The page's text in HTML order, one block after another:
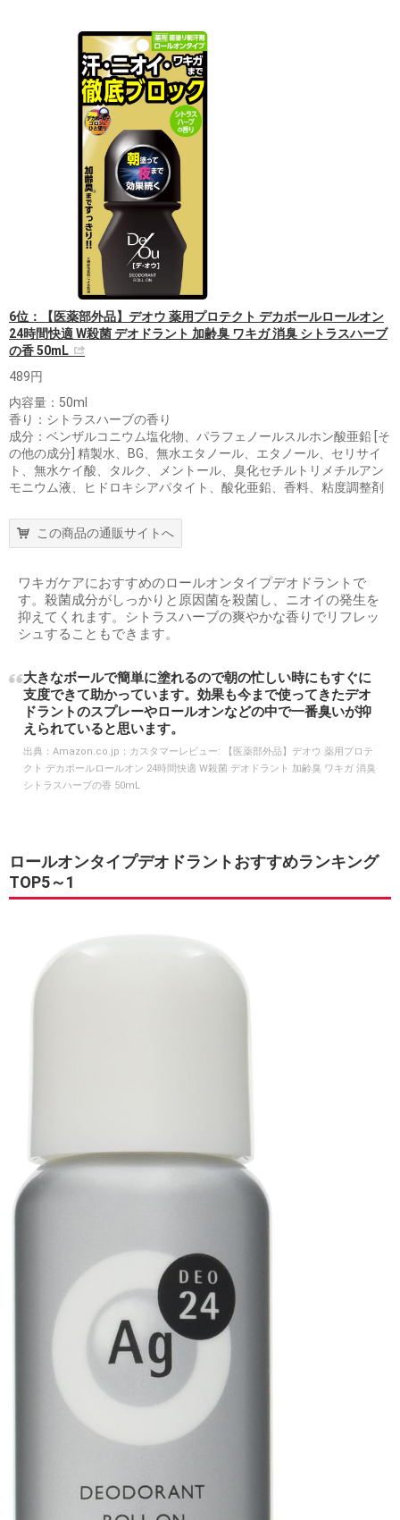
6位：【医薬部外品】デオウ 薬用プロテクト デカボールロールオン
24時間快適 W殺菌 デオドラント 加齢臭 ワキガ 消臭 シトラスハーブ
の香 50mL
489円
内容量：50ml
香り：シトラスハーブの香り
成分：ベンザルコニウム塩化物、パラフェノールスルホン酸亜鉛 [そ
の他の成分] 精製水、BG、無水エタノール、エタノール、セリサイ
ト、無水ケイ酸、タルク、メントール、臭化セチルトリメチルアン
モニウム液、ヒドロキシアパタイト、酸化亜鉛、香料、粘度調整剤
この商品の通販サイトへ
ワキガケアにおすすめのロールオンタイプデオドラントで
す。殺菌成分がしっかりと原因菌を殺菌し、ニオイの発生を
抑えてくれます。シトラスハーブの爽やかな香りでリフレッ
シュすることもできます。
大きなボールで簡単に塗れるので朝の忙しい時にもすぐに
支度できて助かっています。効果も今まで使ってきたデオ
ドラントのスプレーやロールオンなどの中で一番臭いが抑
えられていると思います。
出典： Amazon.co.jp：カスタマーレビュー: 【医薬部外品】デオウ 薬用プロテ
クト デカボールロールオン 24時間快適 W殺菌 デオドラント 加齢臭 ワキガ 消臭
シトラスハーブの香 50mL
ロールオンタイプデオドラントおすすめランキング
TOP5～1